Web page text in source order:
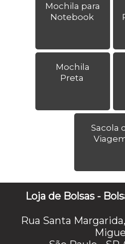
Mochila para
Notebook
Mochila
Preta
Sacola
Loja de Bolsas -
Rua Santa